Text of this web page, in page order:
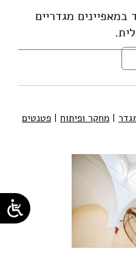
מגדריים
| מחקר ופיתוח | פטנטים